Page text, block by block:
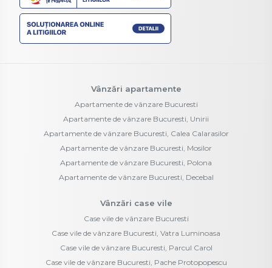
Vânzări apartamente
Apartamente de vânzare Bucuresti
Apartamente de vânzare Bucuresti, Unirii
Apartamente de vânzare Bucuresti, Calea Calarasilor
Apartamente de vânzare Bucuresti, Mosilor
Apartamente de vânzare Bucuresti, Polona
Apartamente de vânzare Bucuresti, Decebal
Vânzări case vile
Case vile de vânzare Bucuresti
Case vile de vânzare Bucuresti, Vatra Luminoasa
Case vile de vânzare Bucuresti, Parcul Carol
Case vile de vânzare Bucuresti, Pache Protopopescu